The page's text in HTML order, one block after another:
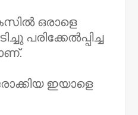
ഒരാളെ
പരിക്കേൽപ്പിച്ച
ഇയാളെ